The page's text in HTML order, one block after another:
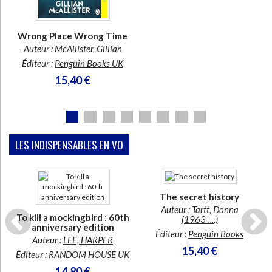
Bibliothèque de la Pléiade
Classiques scolaires
Littérature de voyage
Littérature en version originale
Ecologie - Environnement
Histoire - Généralités
Histoire ancienne
Danse
Wrong Place Wrong Time
Auteur : McAllister, Gillian
Éditeur : Penguin Books UK
15,40 €
LES INDISPENSABLES EN VO
En stock
To kill a mockingbird : 60th
anniversary edition
Auteur : LEE, HARPER
Éditeur : RANDOM HOUSE UK
The secret history
Auteur : Tartt, Donna
(1963-....)
Éditeur : Penguin Books
15,40 €